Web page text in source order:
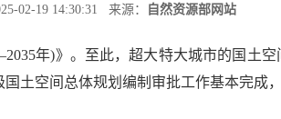
02-19 14:30:31 来源： 自然资源部网站
年)》。至此，超大特大城市的国土空
土空间总体规划编制审批工作基本完成